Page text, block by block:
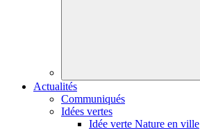
Actualités
Communiqués
Idées vertes
Idée verte Nature en ville